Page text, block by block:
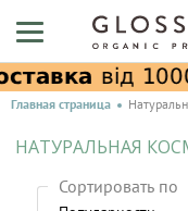
Главная страница
НАТУРАЛЬНАЯ
Сортировать по